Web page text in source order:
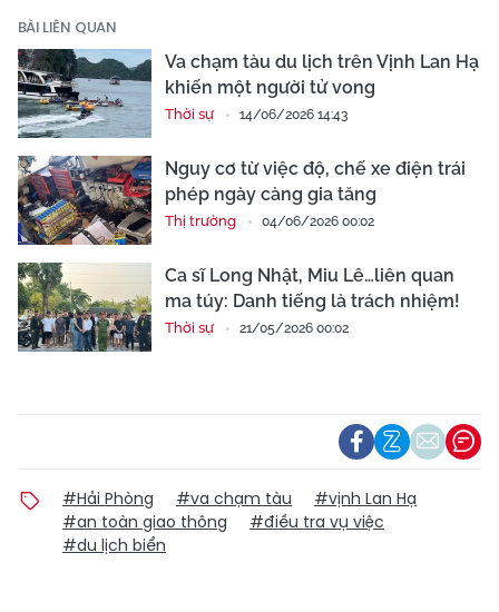
BÀI LIÊN QUAN
Va chạm tàu du lịch trên Vịnh Lan Hạ
khiến một người tử vong
Thời sự 14/06/2026 14:43
Nguy cơ từ việc độ, chế xe điện trái
phép ngày càng gia tăng
Thị trường 04/06/2026 00:02
Ca sĩ Long Nhật, Miu Lê…liên quan
ma túy: Danh tiếng là trách nhiệm!
Thời sự 21/05/2026 00:02
#Hải Phòng #va chạm tàu
#vịnh Lan Hạ
#an toàn giao thông
#điều tra vụ việc
#du lịch biển